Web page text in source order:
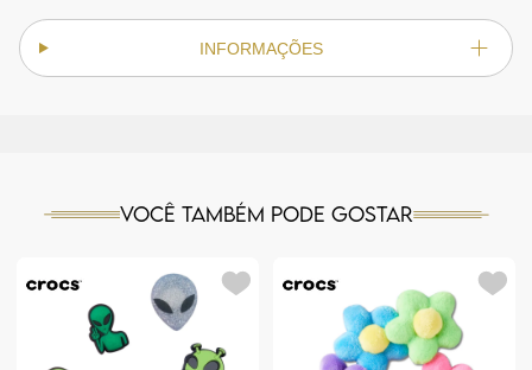
INFORMAÇÕES
Você também pode gostar